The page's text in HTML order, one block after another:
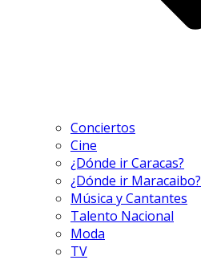
Conciertos
Cine
¿Dónde ir Caracas?
¿Dónde ir Maracaibo?
Música y Cantantes
Talento Nacional
Moda
TV